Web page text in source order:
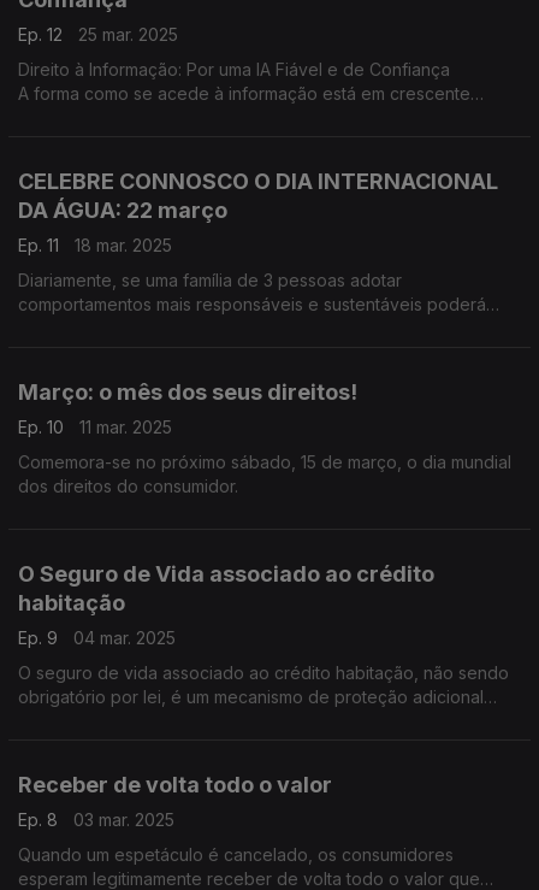
Ep. 12
25 mar. 2025
Direito à Informação: Por uma IA Fiável e de Confiança
A forma como se acede à informação está em crescente
CELEBRE CONNOSCO O DIA INTERNACIONAL
DA ÁGUA: 22 março
Ep. 11
18 mar. 2025
Diariamente, se uma família de 3 pessoas adotar
comportamentos mais responsáveis e sustentáveis poderá
Março: o mês dos seus direitos!
Ep. 10
11 mar. 2025
Comemora-se no próximo sábado, 15 de março, o dia mundial
dos direitos do consumidor.
O Seguro de Vida associado ao crédito
habitação
Ep. 9
04 mar. 2025
O seguro de vida associado ao crédito habitação, não sendo
obrigatório por lei, é um mecanismo de proteção adicional
Receber de volta todo o valor
Ep. 8
03 mar. 2025
Quando um espetáculo é cancelado, os consumidores
esperam legitimamente receber de volta todo o valor que